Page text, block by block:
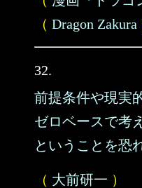
（ Dragon Zakura
32.
前提条件や現実
ゼロベースで考
ということを恐
（ 大前研一 ）